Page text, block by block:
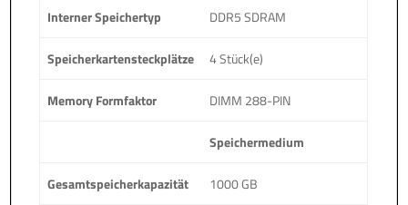
Interner Speichertyp DDR5 SDRAM
Speicherkartensteckplätze 4 Stück(e)
Memory Formfaktor DIMM 288-PIN
Speichermedium
Gesamtspeicherkapazität 1000 GB